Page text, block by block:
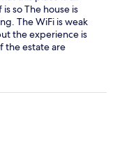
so The house is
The WiFi is weak
the experience is
the estate are
to the variety of
around the